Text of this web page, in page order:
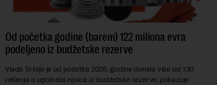
Od početka godine (barem) 122 miliona evra
podeljeno iz budžetske rezerve
Vlada Srbije je od početka 2026. godine donela više od 130
rešenja o upotrebi novca iz budžetske rezerve, pokazuje